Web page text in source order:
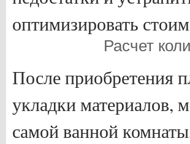
оптимизировать
Расчет
После приобретения
укладки материалов,
самой ванной